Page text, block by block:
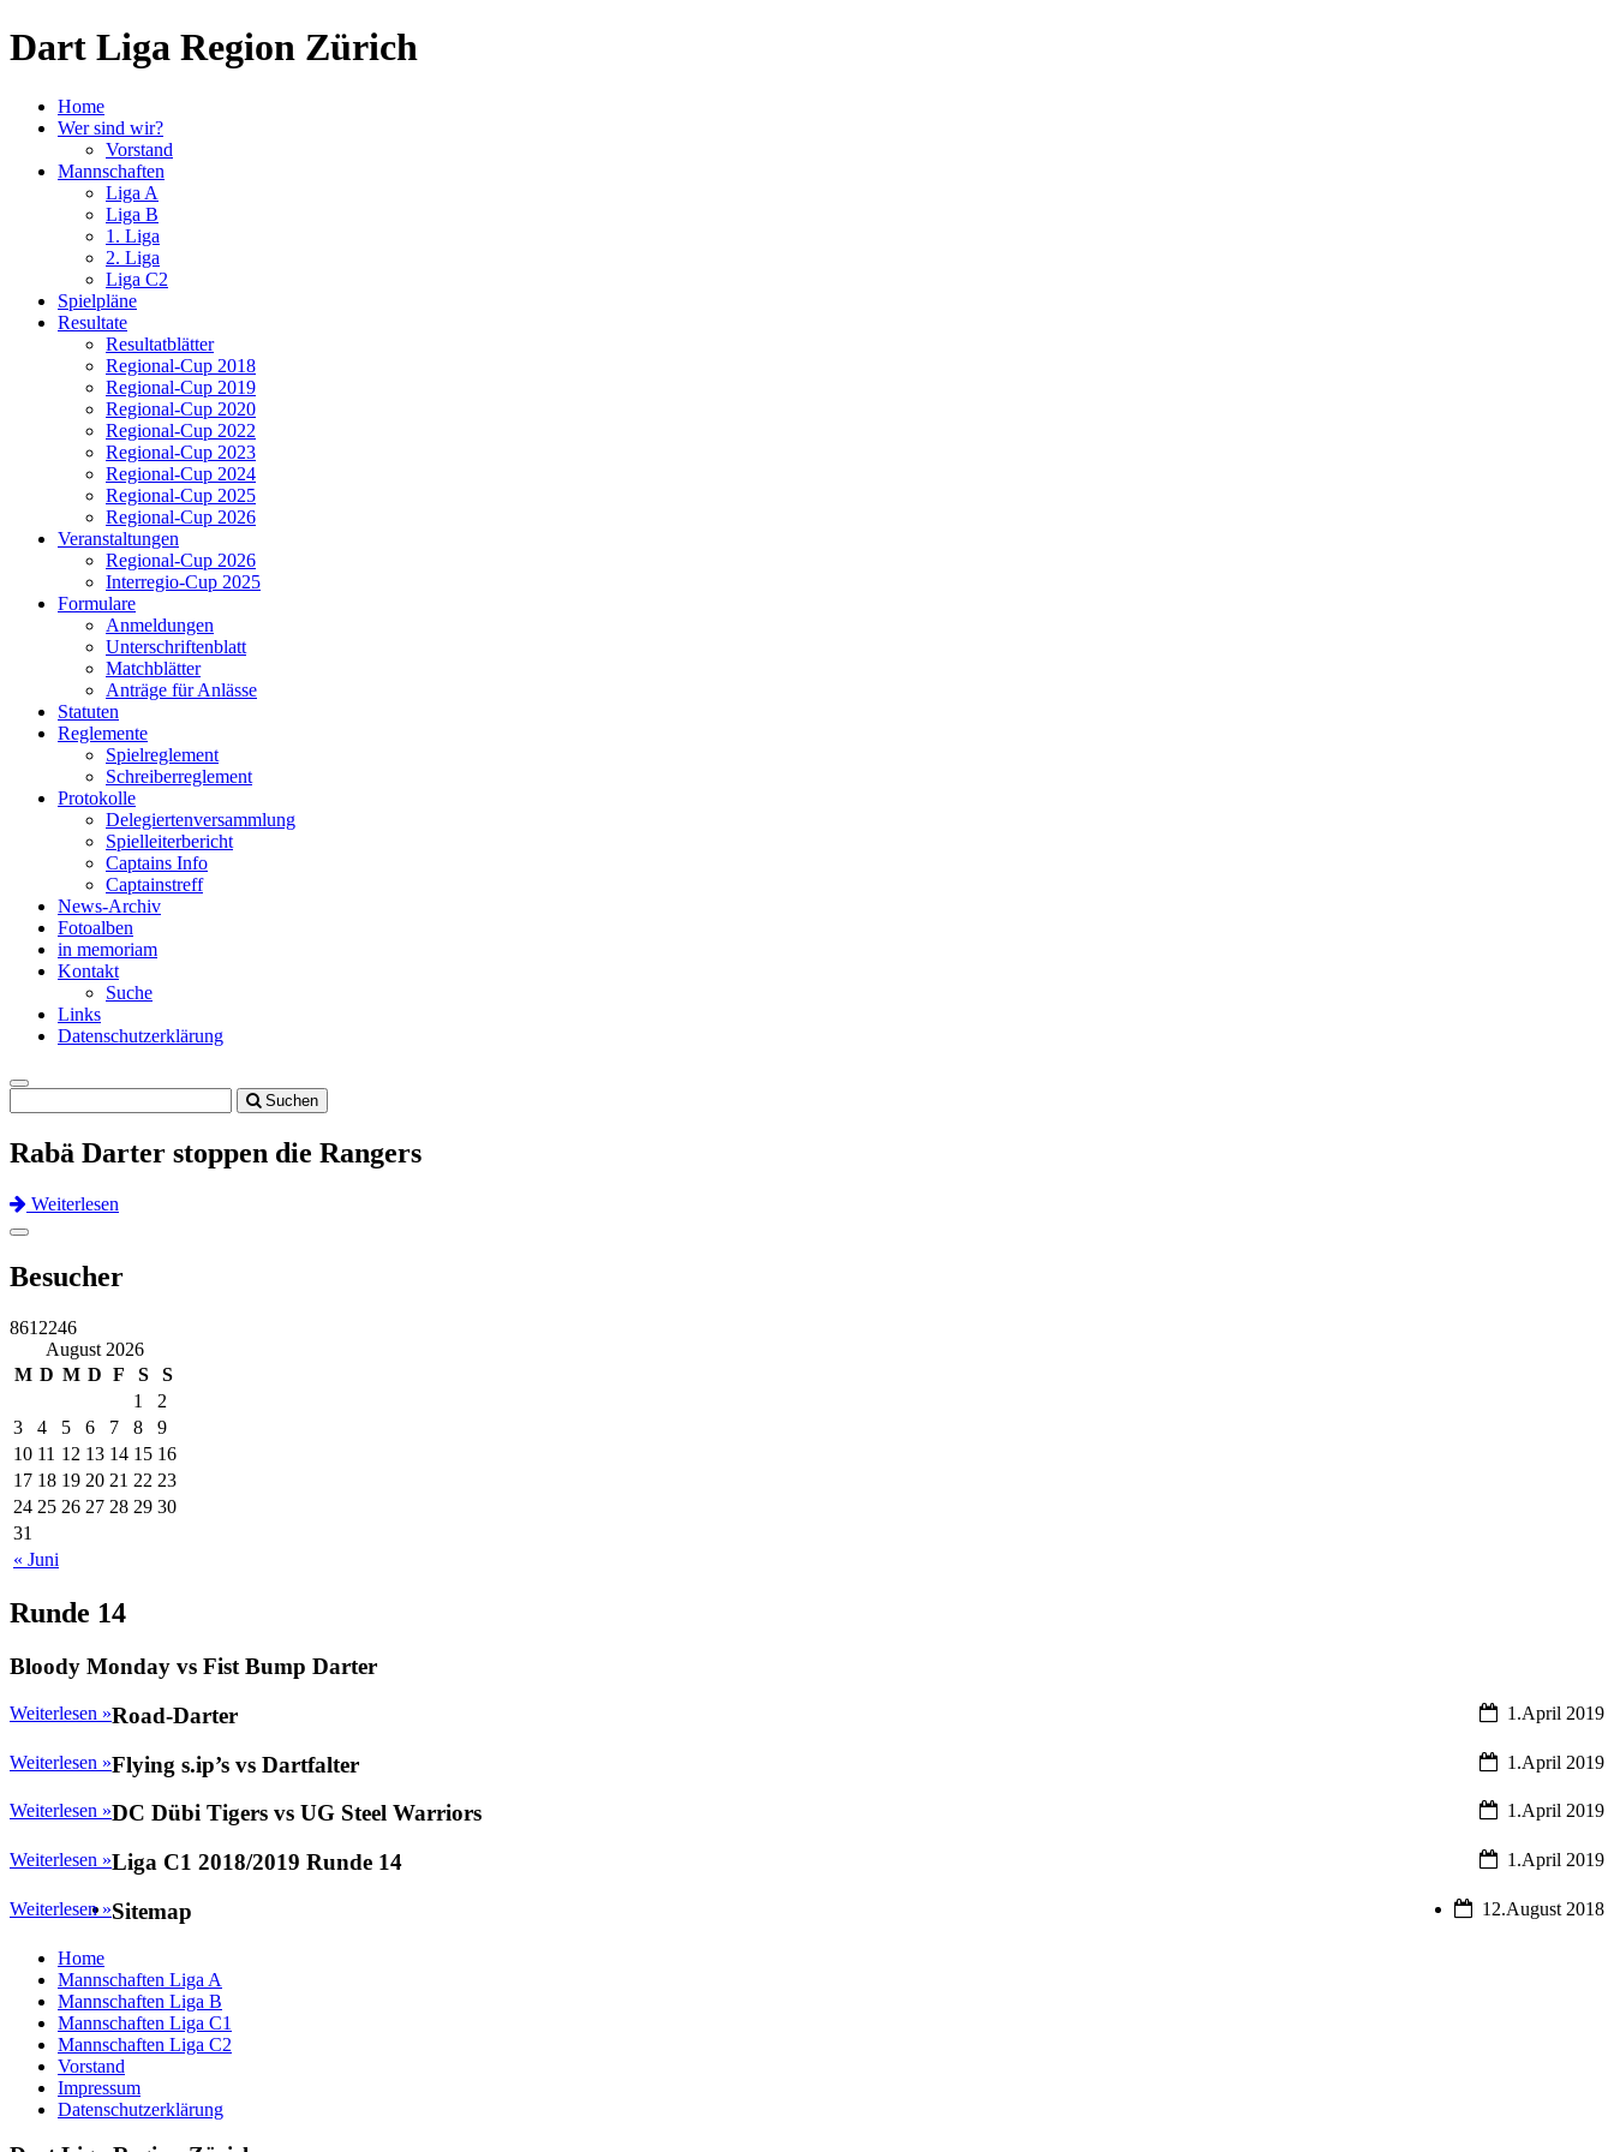
Dart Liga Region Zürich
Home
Wer sind wir?
Vorstand
Mannschaften
Liga A
Liga B
1. Liga
2. Liga
Liga C2
Spielpläne
Resultate
Resultatblätter
Regional-Cup 2018
Regional-Cup 2019
Regional-Cup 2020
Regional-Cup 2022
Regional-Cup 2023
Regional-Cup 2024
Regional-Cup 2025
Regional-Cup 2026
Veranstaltungen
Regional-Cup 2026
Interregio-Cup 2025
Formulare
Anmeldungen
Unterschriftenblatt
Matchblätter
Anträge für Anlässe
Statuten
Reglemente
Spielreglement
Schreiberreglement
Protokolle
Delegiertenversammlung
Spielleiterbericht
Captains Info
Captainstreff
News-Archiv
Fotoalben
in memoriam
Kontakt
Suche
Links
Datenschutzerklärung
Toggle
navigation
Suchen
Rabä Darter stoppen die Rangers
Weiterlesen
Previous
Next
Toggle
Besucher
8612246
August 2026
M D M D F S S
« Juni
1
2
3
4 5 6 7 8
9
10 11 12 13 14 15 16
17 18 19 20 21 22 23
24 25 26 27 28 29 30
31
Runde 14
Bloody Monday vs Fist Bump Darter
Weiterlesen » 1.April 2019
Road-Darter
Weiterlesen » 1.April 2019
Flying s.ip’s vs Dartfalter
Weiterlesen » 1.April 2019
DC Dübi Tigers vs UG Steel Warriors
Weiterlesen » 1.April 2019
Liga C1 2018/2019 Runde 14
Weiterlesen » 12.August 2018
Sitemap
Home
Mannschaften Liga A
Mannschaften Liga B
Mannschaften Liga C1
Mannschaften Liga C2
Vorstand
Impressum
Datenschutzerklärung